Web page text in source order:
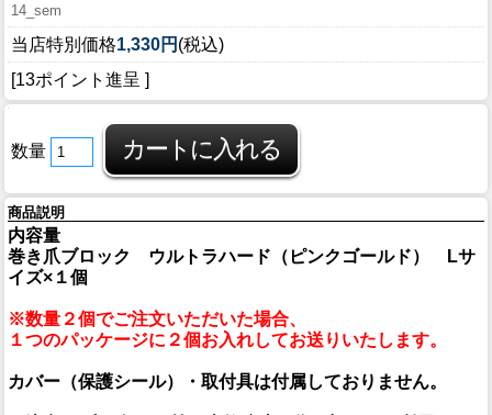
14_sem
当店特別価格1,330円 (税込)
[13ポイント進呈 ]
数量
商品説明
内容量
巻き爪ブロック ウルトラハード（ピンクゴールド） Lサ
イズ×１個
※数量２個でご注文いただいた場合、
１つのパッケージに２個お入れしてお送りいたします。
カバー（保護シール）・取付具は付属しておりません。